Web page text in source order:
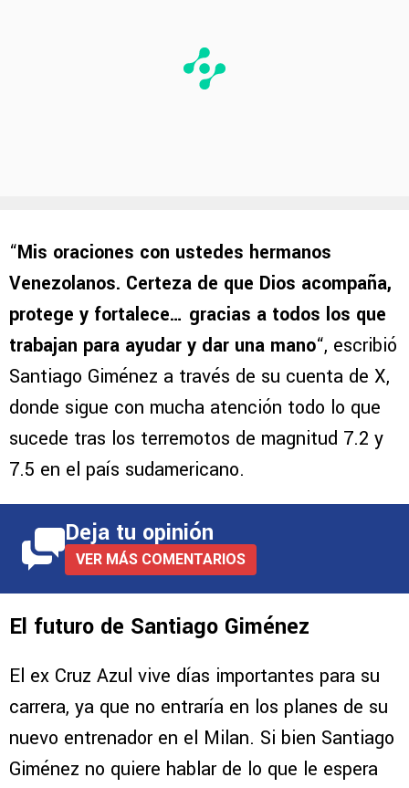
“Mis oraciones con ustedes hermanos
Venezolanos. Certeza de que Dios acompaña,
protege y fortalece… gracias a todos los que
trabajan para ayudar y dar una mano“, escribió
Santiago Giménez a través de su cuenta de X,
donde sigue con mucha atención todo lo que
sucede tras los terremotos de magnitud 7.2 y
7.5 en el país sudamericano.
Deja tu opinión
VER MÁS COMENTARIOS
El futuro de Santiago Giménez
El ex Cruz Azul vive días importantes para su
carrera, ya que no entraría en los planes de su
nuevo entrenador en el Milan. Si bien Santiago
Giménez no quiere hablar de lo que le espera